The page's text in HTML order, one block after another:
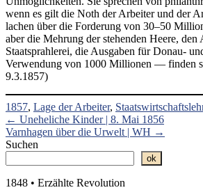
wenn es gilt die Noth der Arbeiter und der
lachen über die Forderung von 30–50
aber die Mehrung der stehenden Heere,
Staatsprahlerei, die Ausgaben für Donau-
Verwendung von 1000 Millionen — finden
9.3.1857)
1857, Lage der Arbeiter,
Beitragsnavigation
← Uneheliche Kinder | 8. Mai 1856
Varnhagen über die Urwelt | WH →
Suchen
ok
1848 • Erzählte Revolution